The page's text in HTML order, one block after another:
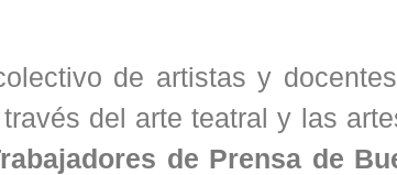
de artistas y
del arte teatral y las
de Prensa de